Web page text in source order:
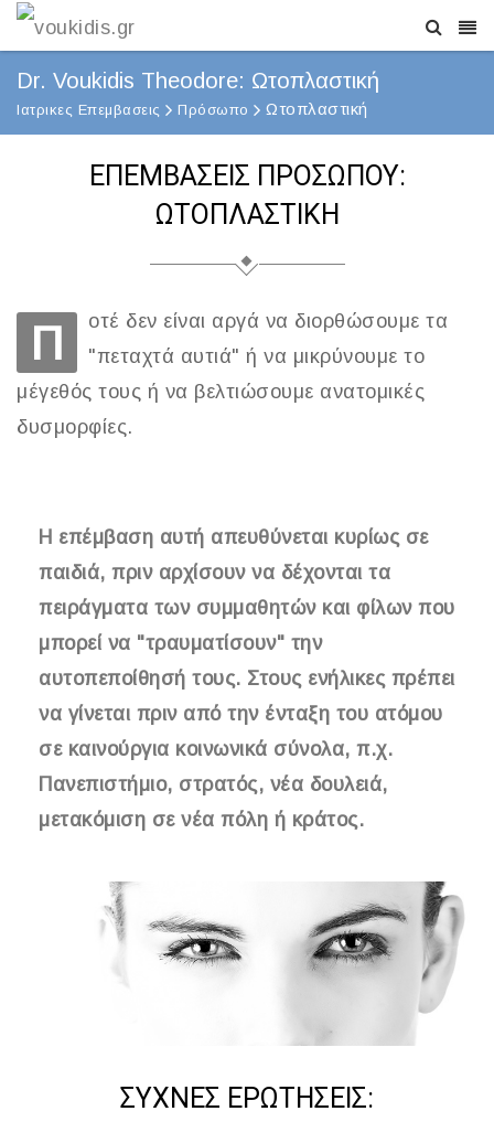
Dr. Voukidis Theodore: Ωτοπλαστική
Ιατρικες Επεμβασεις Πρόσωπο Ωτοπλαστική
ΕΠΕΜΒΑΣΕΙΣ ΠΡΟΣΩΠΟΥ:
ΩΤΟΠΛΑΣΤΙΚΗ
Π
οτέ δεν είναι αργά να διορθώσουμε τα
"πεταχτά αυτιά" ή να μικρύνουμε το
μέγεθός τους ή να βελτιώσουμε ανατομικές
δυσμορφίες.
Η επέμβαση αυτή απευθύνεται κυρίως σε
παιδιά, πριν αρχίσουν να δέχονται τα
πειράγματα των συμμαθητών και φίλων που
μπορεί να "τραυματίσουν" την
αυτοπεποίθησή τους. Στους ενήλικες πρέπει
να γίνεται πριν από την ένταξη του ατόμου
σε καινούργια κοινωνικά σύνολα, π.χ.
Πανεπιστήμιο, στρατός, νέα δουλειά,
μετακόμιση σε νέα πόλη ή κράτος.
ΣΥΧΝΈΣ ΕΡΩΤΉΣΕΙΣ: